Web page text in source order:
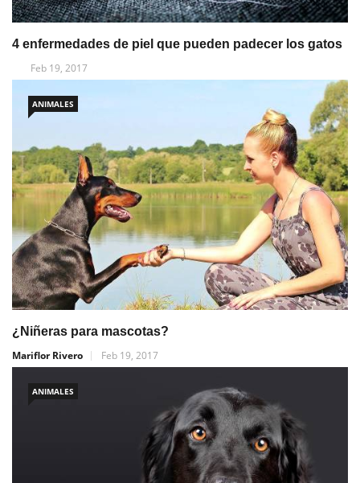
4 enfermedades de piel que pueden padecer los gatos
Feb 19, 2017
ANIMALES
¿Niñeras para mascotas?
Mariflor Rivero
Feb 19, 2017
ANIMALES